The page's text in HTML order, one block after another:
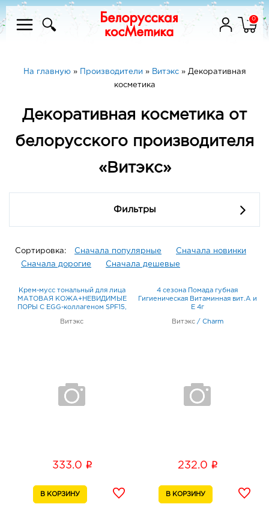
0
На главную» Производители » Витэкс» Декоративная
косметика
Декоративная косметика от
белорусского производителя
«Витэкс»
Фильтры
Сортировка: Сначала популярные
Сначала новинки
Сначала дорогие
Сначала дешевые
Крем-мусс тональный для лица
МАТОВАЯ КОЖА+НЕВИДИМЫЕ
ПОРЫ С EGG-коллагеном SPF15,
Витэкс
333.0 i
4 сезона Помада губная
Гигиеническая Витаминная вит.А и
Е 4г
Витэкс / Charm
232.0 i